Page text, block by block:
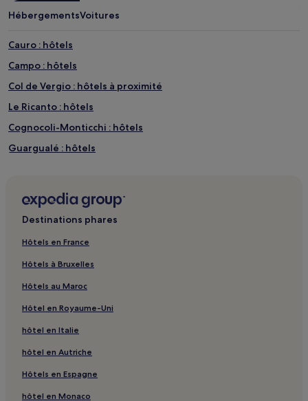
HébergementsVoitures
Cauro : hôtels
Campo : hôtels
Col de Vergio : hôtels à proximité
Le Ricanto : hôtels
Cognocoli-Monticchi : hôtels
Guargualé : hôtels
Ajaccio : hôtels Hôtels avec parking
Corse-Du-Sud : hôtels Hôtels avec piscine
Corse-Du-Sud : hôtels Hôtels acceptant les animaux de
compagnie
Corse-Du-Sud : hôtels Hôtels d’affaires
Destinations phares
Hôtels en France
Hôtels à Bruxelles
Hôtels au Maroc
Hôtel en Royaume-Uni
hôtel en Italie
hôtel en Autriche
Hôtels en Espagne
hôtel en Monaco